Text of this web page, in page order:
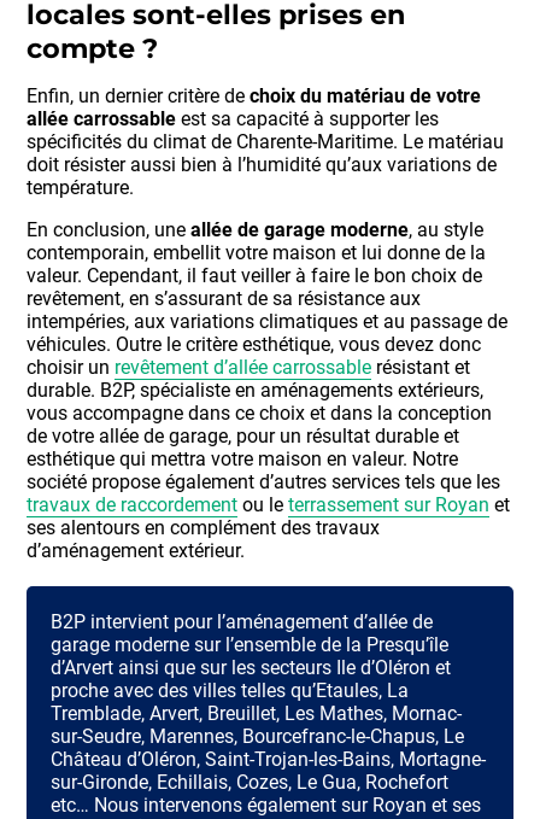
locales sont-elles prises en
compte ?
Enfin, un dernier critère de choix du matériau de votre
allée carrossable est sa capacité à supporter les
spécificités du climat de Charente-Maritime. Le matériau
doit résister aussi bien à l’humidité qu’aux variations de
température.
En conclusion, uneallée de garage moderne, au style
contemporain, embellit votre maison et lui donne de la
valeur. Cependant, il faut veiller à faire le bon choix de
revêtement, en s’assurant de sa résistance aux
intempéries, aux variations climatiques et au passage de
véhicules. Outre le critère esthétique, vous devez donc
choisir un revêtement d’allée carrossable résistant et
durable. B2P, spécialiste en aménagements extérieurs,
vous accompagne dans ce choix et dans la conception
de votre allée de garage, pour un résultat durable et
esthétique qui mettra votre maison en valeur. Notre
société propose également d’autres services tels que les
travaux de raccordement ou leterrassement sur Royan et
ses alentours en complément des travaux
d’aménagement extérieur.
B2P intervient pour l’aménagement d’allée de
garage moderne sur l’ensemble de la Presqu’île
d’Arvert ainsi que sur les secteurs Ile d’Oléron et
proche avec des villes telles qu’Etaules, La
Tremblade, Arvert, Breuillet, Les Mathes, Mornac-
sur-Seudre, Marennes, Bourcefranc-le-Chapus, Le
Château d’Oléron, Saint-Trojan-les-Bains, Mortagne-
sur-Gironde, Echillais, Cozes, Le Gua, Rochefort
etc… Nous intervenons également sur Royan et ses